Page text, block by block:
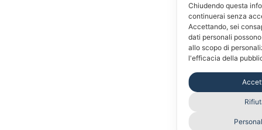
Chiudendo questa
continuerai senza
Accettando, sei
dati personali
allo scopo di
l'efficacia della